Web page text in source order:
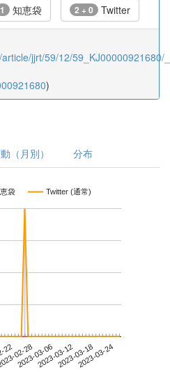
1 知恵袋 2 + 0 Twitter
jjrt/59/12/59_KJ00000921680/
)
（月別） 分布
袋 Twitter (通常)
2202-28
2023-03-062023-03-122023-03-182023-03-24